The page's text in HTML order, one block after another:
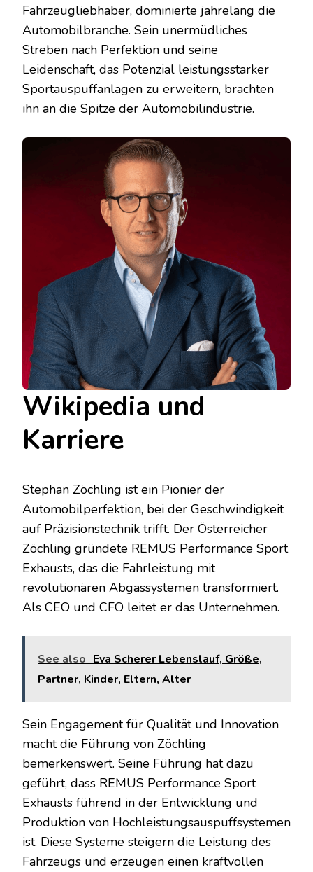
Fahrzeugliebhaber, dominierte jahrelang die
Automobilbranche. Sein unermüdliches
Streben nach Perfektion und seine
Leidenschaft, das Potenzial leistungsstarker
Sportauspuffanlagen zu erweitern, brachten
ihn an die Spitze der Automobilindustrie.
Wikipedia und
Karriere
Stephan Zöchling ist ein Pionier der
Automobilperfektion, bei der Geschwindigkeit
auf Präzisionstechnik trifft. Der Österreicher
Zöchling gründete REMUS Performance Sport
Exhausts, das die Fahrleistung mit
revolutionären Abgassystemen transformiert.
Als CEO und CFO leitet er das Unternehmen.
See also Eva Scherer Lebenslauf, Größe,
Partner, Kinder, Eltern, Alter
Sein Engagement für Qualität und Innovation
macht die Führung von Zöchling
bemerkenswert. Seine Führung hat dazu
geführt, dass REMUS Performance Sport
Exhausts führend in der Entwicklung und
Produktion von Hochleistungsauspuffsystemen
ist. Diese Systeme steigern die Leistung des
Fahrzeugs und erzeugen einen kraftvollen